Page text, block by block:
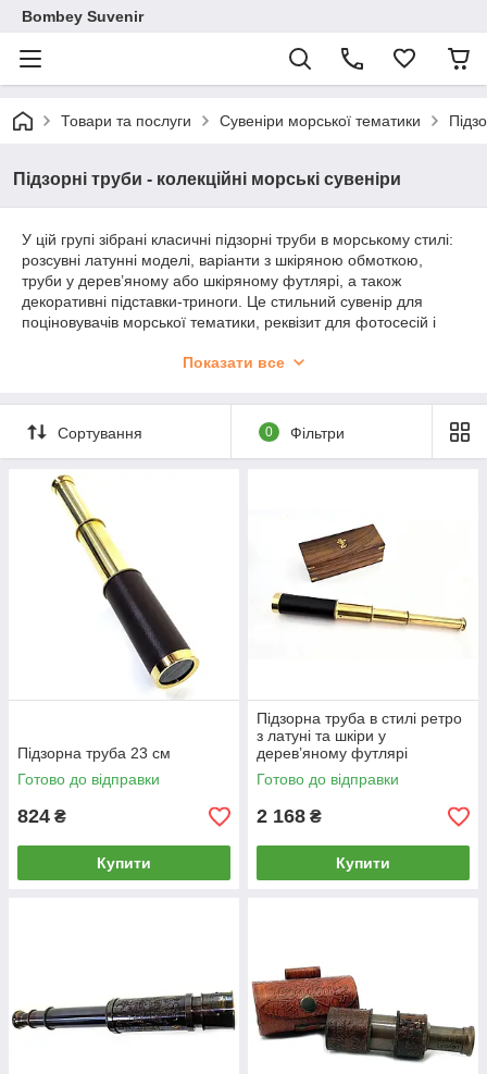
Bombey Suvenir
Товари та послуги Сувеніри морської тематики
Підзорні труби - колекційні морські сувеніри
У цій групі зібрані класичні підзорні труби в морському стилі:
розсувні латунні моделі, варіанти з шкіряною обмоткою,
труби у дерев’яному або шкіряному футлярі, а також
декоративні підставки-триноги. Це стильний сувенір для
поціновувачів морської тематики, реквізит для фотосесій і
моделей складані з 3–5 секцій, компактні у складеному
шкіри та дерева.
Показати все
Сортування 0 Фільтри
Підзорна труба 23 см
Готово до відправки
824 ₴
Купити
Підзорна труба в стилі ретро
з латуні та шкіри у
дерев’яному футлярі
Готово до відправки
2 168 ₴
Купити